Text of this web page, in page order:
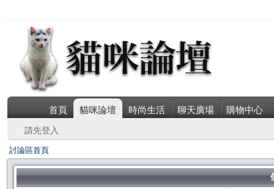
首頁 貓咪論壇 時尚生活 聊天廣場 購物中心
請先登入
討論區首頁